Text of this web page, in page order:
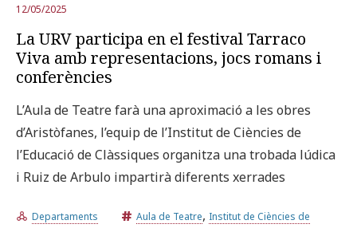
12/05/2025
La URV participa en el festival Tarraco
Viva amb representacions, jocs romans i
conferències
L’Aula de Teatre farà una aproximació a les obres
d’Aristòfanes, l’equip de l’Institut de Ciències de
l’Educació de Clàssiques organitza una trobada lúdica
i Ruiz de Arbulo impartirà diferents xerrades
Departaments Aula de Teatre, Institut de Ciències de